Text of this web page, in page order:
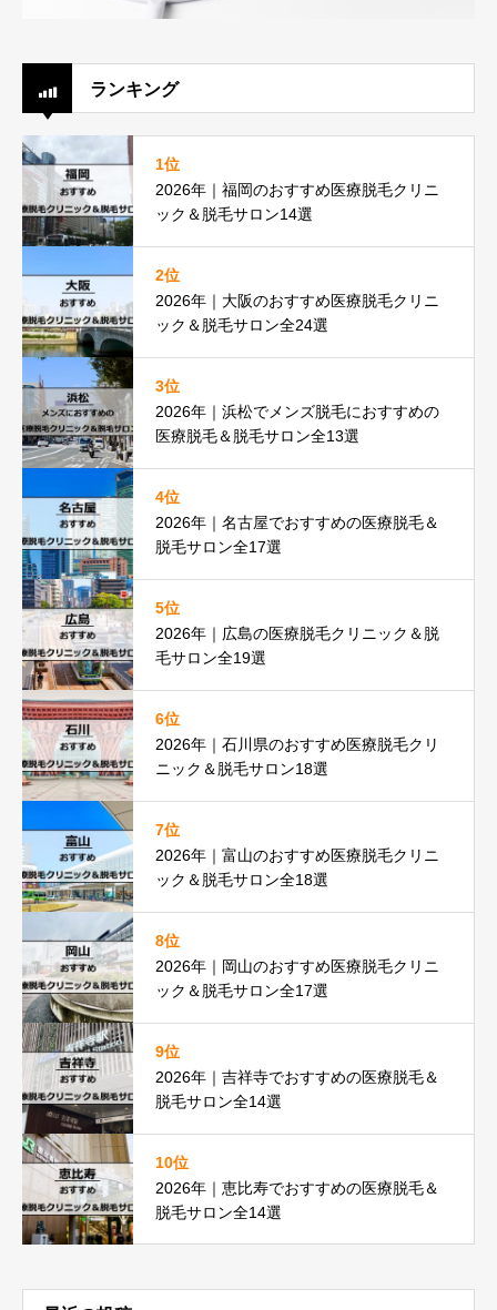
ランキング
1位
2026年｜福岡のおすすめ医療脱毛クリニ
ック＆脱毛サロン14選
2位
2026年｜大阪のおすすめ医療脱毛クリニ
ック＆脱毛サロン全24選
3位
2026年｜浜松でメンズ脱毛におすすめの
医療脱毛＆脱毛サロン全13選
4位
2026年｜名古屋でおすすめの医療脱毛＆
脱毛サロン全17選
5位
2026年｜広島の医療脱毛クリニック＆脱
毛サロン全19選
6位
2026年｜石川県のおすすめ医療脱毛クリ
ニック＆脱毛サロン18選
7位
2026年｜富山のおすすめ医療脱毛クリニ
ック＆脱毛サロン全18選
8位
2026年｜岡山のおすすめ医療脱毛クリニ
ック＆脱毛サロン全17選
9位
2026年｜吉祥寺でおすすめの医療脱毛＆
脱毛サロン全14選
10位
2026年｜恵比寿でおすすめの医療脱毛＆
脱毛サロン全14選